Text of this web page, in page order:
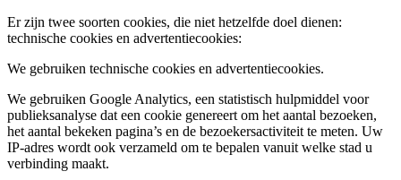
Er zijn twee soorten cookies, die niet hetzelfde doel dienen:
technische cookies en advertentiecookies:
We gebruiken technische cookies en advertentiecookies.
We gebruiken Google Analytics, een statistisch hulpmiddel voor
publieksanalyse dat een cookie genereert om het aantal bezoeken,
het aantal bekeken pagina’s en de bezoekersactiviteit te meten. Uw
IP-adres wordt ook verzameld om te bepalen vanuit welke stad u
verbinding maakt.